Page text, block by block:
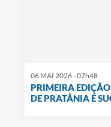
06 MAI 2026 - 07h48
PRIMEIRA
DE PRATÂNIA É